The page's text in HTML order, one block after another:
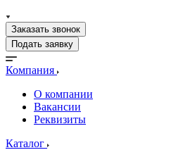
Заказать звонок
Подать заявку
Компания
О компании
Вакансии
Реквизиты
Каталог